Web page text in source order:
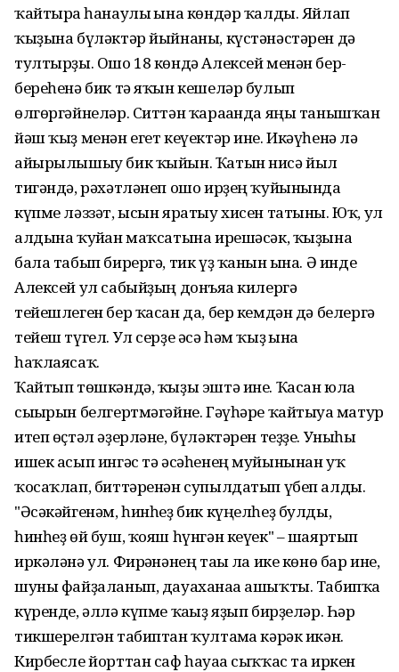
ҡайтырға һанаулы ғына көндәр ҡалды. Яйлап
ҡыҙына бүләктәр йыйнаны, күстәнәстәрен дә
тултырҙы. Ошо 18 көндә Алексей менән бер-
береһенә бик тә яҡын кешеләр булып
өлгөргәйнеләр. Ситтән ҡарағанда яңы танышҡан
йәш ҡыҙ менән егет кеүектәр ине. Икәүһенә лә
айырылышыу бик ҡыйын. Ҡатын нисә йыл
тигәндә, рәхәтләнеп ошо ирҙең ҡуйынында
күпме ләззәт, ысын яратыу хисен татыны. Юҡ, ул
алдына ҡуйған маҡсатына ирешәсәк, ҡыҙына
бала табып бирергә, тик үҙ ҡанын ғына. Ә инде
Алексей ул сабыйҙың донъяға килергә
тейешлеген бер ҡасан да, бер кемдән дә белергә
тейеш түгел. Ул серҙе әсә һәм ҡыҙ ғына
һаҡлаясаҡ.
Ҡайтып төшкәндә, ҡыҙы эштә ине. Ҡасан юлға
сығырын белгертмәгәйне. Гәүһәре ҡайтыуға матур
итеп өҫтәл әҙерләне, бүләктәрен теҙҙе. Уныһы
ишек асып ингәс тә әсәһенең муйынынан уҡ
ҡосаҡлап, биттәренән супылдатып үбеп алды.
"Әсәкәйгенәм, һинһеҙ бик күңелһеҙ булды,
һинһеҙ өй буш, ҡояш һүнгән кеүек" – шаяртып
иркәләнә ул. Фирғәнәнең тағы ла ике көнө бар ине,
шуны файҙаланып, дауаханаға ашыҡты. Табипҡа
күренде, әллә күпме ҡағыҙ яҙып бирҙеләр. Һәр
тикшерелгән табиптан ҡултамға кәрәк икән.
Кирбесле йорттан саф һауаға сыҡҡас та иркен